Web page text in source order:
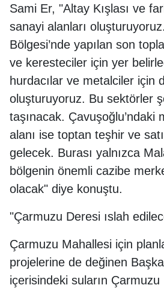
Sami Er, "Altay Kışlası ve
sanayi alanları
Bölgesi’nde yapılan son
ve keresteciler için yer
hurdacılar ve metalciler için
oluşturuyoruz. Bu sektörler
taşınacak. Çavuşoğlu’ndaki
alanı ise toptan teşhir ve
gelecek. Burası yalnızca
bölgenin önemli cazibe
olacak" diye konuştu.
"Çarmuzu Deresi ıslah
Çarmuzu Mahallesi için
projelerine de değinen
içerisindeki suların Çarmuzu